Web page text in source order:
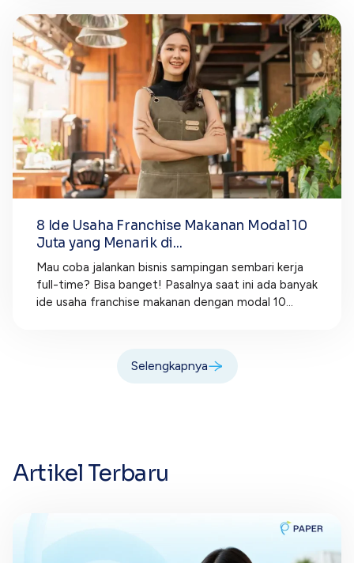
8 Ide Usaha Franchise Makanan Modal 10
Juta yang Menarik di...
Mau coba jalankan bisnis sampingan sembari kerja
full-time? Bisa banget! Pasalnya saat ini ada banyak
ide usaha franchise makanan dengan modal 10...
Selengkapnya
Artikel Terbaru